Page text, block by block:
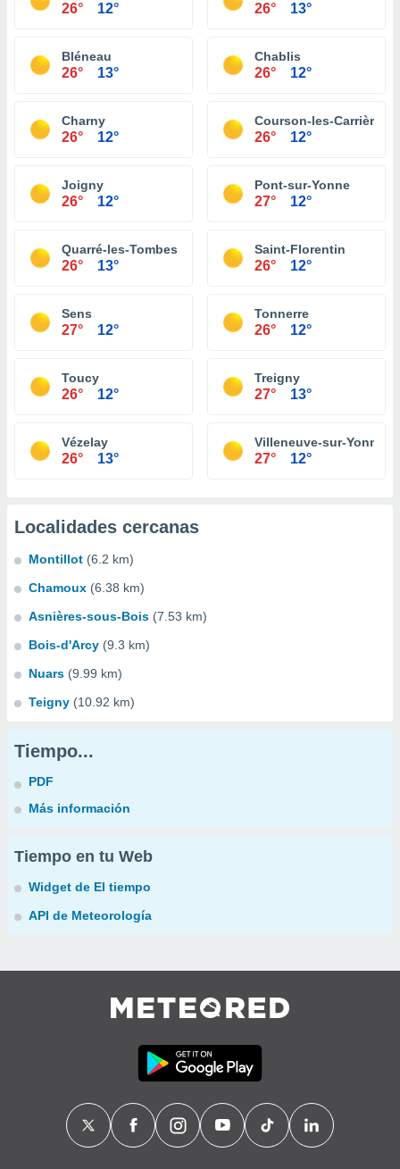
26° 12° 26° 13°
Bléneau
26° 13°
Chablis
26° 12°
Charny
26° 12°
Courson-les-Carrières
26° 12°
Joigny
26° 12°
Pont-sur-Yonne
27° 12°
Quarré-les-Tombes
26° 13°
Saint-Florentin
26° 12°
Sens
27° 12°
Tonnerre
26° 12°
Toucy
26° 12°
Treigny
27° 13°
Vézelay
26° 13°
Villeneuve-sur-Yonne
27° 12°
Localidades cercanas
Montillot (6.2 km)
Chamoux (6.38 km)
Asnières-sous-Bois (7.53 km)
Bois-d'Arcy (9.3 km)
Nuars (9.99 km)
Teigny (10.92 km)
Tiempo...
PDF
Más información
Tiempo en tu Web
Widget de El tiempo
API de Meteorología